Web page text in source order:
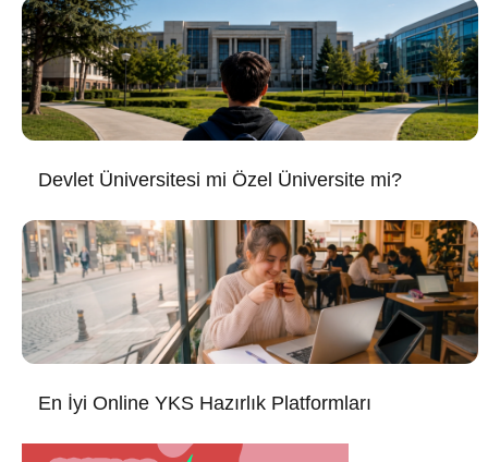
Devlet Üniversitesi mi Özel Üniversite mi?
En İyi Online YKS Hazırlık Platformları